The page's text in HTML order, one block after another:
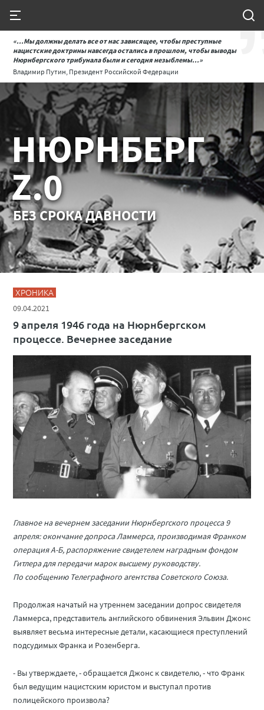
«...Мы должны делать все от нас зависящее, чтобы преступные
нацистские доктрины навсегда остались в прошлом, чтобы выводы
Нюрнбергского трибунала были и сегодня незыблемы...»
Владимир Путин, Президент Российской Федерации
НЮРНБЕРГ
Z.0
БЕЗ СРОКА ДАВНОСТИ
ХРОНИКА
09.04.2021
9 апреля 1946 года на Нюрнбергском
процессе. Вечернее заседание
Главное на вечернем заседании Нюрнбергского процесса 9
апреля: окончание допроса Ламмерса, производимая Франком
операция А-Б, распоряжение свидетелем наградным фондом
Гитлера для передачи марок высшему руководству.
По сообщению Телеграфного агентства Советского Союза.
Продолжая начатый на утреннем заседании допрос свидетеля
Ламмерса, представитель английского обвинения Эльвин Джонс
выявляет весьма интересные детали, касающиеся преступлений
подсудимых Франка и Розенберга.
- Вы утверждаете, - обращается Джонс к свидетелю, - что Франк
был ведущим нацистским юристом и выступал против
полицейского произвола?